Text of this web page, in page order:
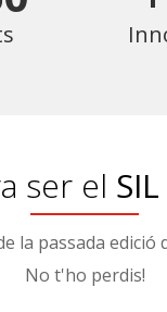
ser el
la passada edició
No t'ho perdis!